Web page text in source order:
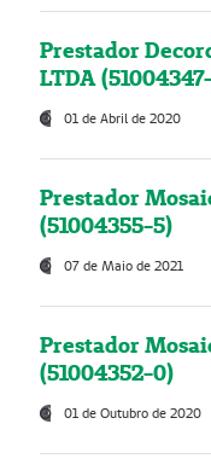
Prestador
LTDA
01 de Abril de 2020
Prestador
(51004355-5)
07 de Maio de 2021
Prestador
(51004352-0)
01 de Outubro de 2020